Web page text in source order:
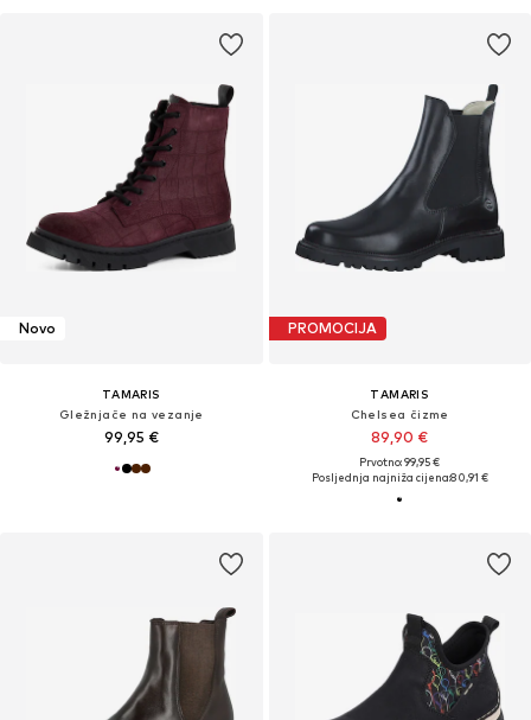
Novo
TAMARIS
Gležnjače na vezanje
99,95 €
PROMOCIJA
TAMARIS
Chelsea čizme
89,90 €
Prvotno: 99,95 €
Posljednja najniža cijena:80,91 €